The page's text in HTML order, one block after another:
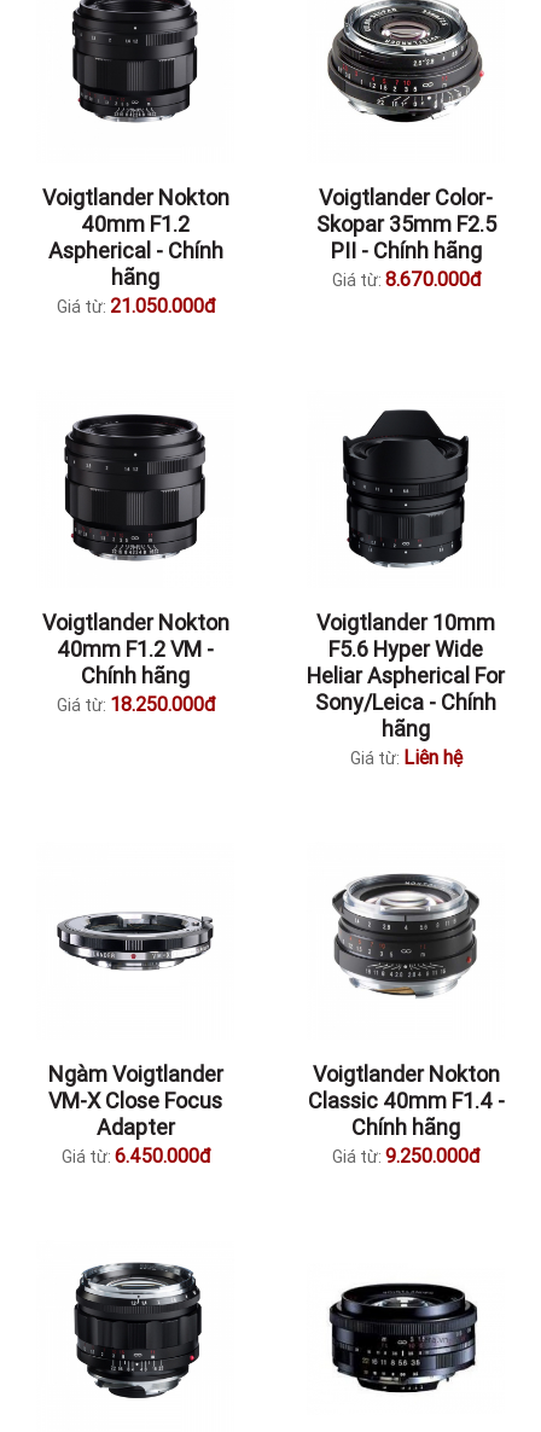
Voigtlander Nokton
40mm F1.2
Aspherical - Chính
hãng
Giá từ: 21.050.000đ
Voigtlander Color-
Skopar 35mm F2.5
PII - Chính hãng
Giá từ: 8.670.000đ
Voigtlander Nokton
40mm F1.2 VM -
Chính hãng
Giá từ: 18.250.000đ
Voigtlander 10mm
F5.6 Hyper Wide
Heliar Aspherical For
Sony/Leica - Chính
hãng
Giá từ: Liên hệ
Ngàm Voigtlander
VM-X Close Focus
Adapter
Giá từ: 6.450.000đ
Voigtlander Nokton
Classic 40mm F1.4 -
Chính hãng
Giá từ: 9.250.000đ